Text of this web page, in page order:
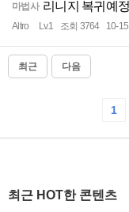
마법사 리니지 복귀예
Altro Lv.1 조회 3764 10-15
최근 다음
1
최근 HOT한 콘텐츠